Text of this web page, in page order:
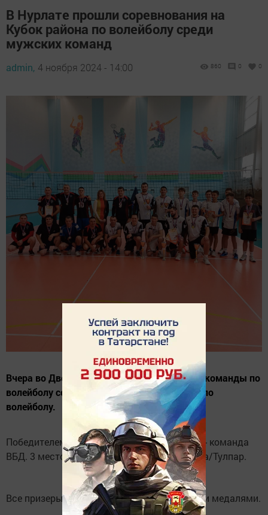
В Нурлате прошли соревнования на
Кубок района по волейболу среди
мужских команд
admin, 4 ноября 2024 - 14:00 860 0 0
Вчера во Дворце спорта «Тулпар» мужские команды по
волейболу соревновались за Кубок района по
волейболу.
Победителем стала команда НГДУ. 2 место - команда
ВБД. 3 место - команда СШ.им.Г.С.Хусаинова/Тулпар.
Все призеры были награждены грамотами и медалями.